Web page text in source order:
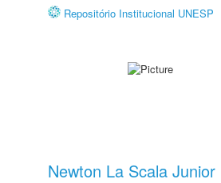
Repositório Institucional UNESP
Newton La Scala Junior